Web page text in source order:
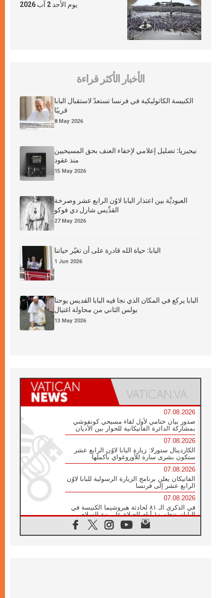
يوم الأحد 2 آب 2026
الأخبار الأكثر قراءة
الكنيسة الكاثوليكية في فرنسا تستعدّ لاستقبال البابا
قريبًا
8 May 2026
نيجيريا: تضليل إعلامي لإخفاء العنف بحق المسيحيين
منذ عقود
15 May 2026
العبوديَّة بين اعتذار البابا لاوُن الرابع عشر وصرخة
القدِّيس شارل دي فوكو
27 May 2026
البابا: حياة الله قادرة على أن تغيّر حياتنا
1 Jun 2026
البابا يركع في المكان الذي نجا فيه البابا القديس يوحنا
بولس الثاني من محاولة اغتيال
13 May 2026
07.08.2026
صدور بيان ختامي لأول لقاء مسيحي كونفوشي
بمشاركة الدائرة الفاتيكانية للحوار بين الأديان
07.08.2026
الكاردينال ستورلا: زيارة البابا لاوُن الرابع عشر
ستكون بشرى سارة للأوروغواي بأكملها
07.08.2026
الفاتيكان يعلن برنامج الزيارة الرسولية للبابا لاوُن
الرابع عشر إلى فرنسا
07.08.2026
في الذكرى الـ ٨١ لحادثة هيروشيما الكنيسة في
اليابان تنظم ١٠ أيام للصلاة على نية السلام
الكنيسة في الأوروغواي: زيارة البابا ستعزز